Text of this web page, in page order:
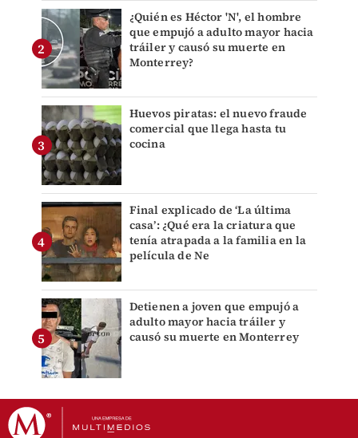
¿Quién es Héctor 'N', el hombre
que empujó a adulto mayor hacia
tráiler y causó su muerte en
Monterrey?
Huevos piratas: el nuevo fraude
comercial que llega hasta tu
cocina
Final explicado de ‘La última
casa’: ¿Qué era la criatura que
tenía atrapada a la familia en la
película de Ne
Detienen a joven que empujó a
adulto mayor hacia tráiler y
causó su muerte en Monterrey